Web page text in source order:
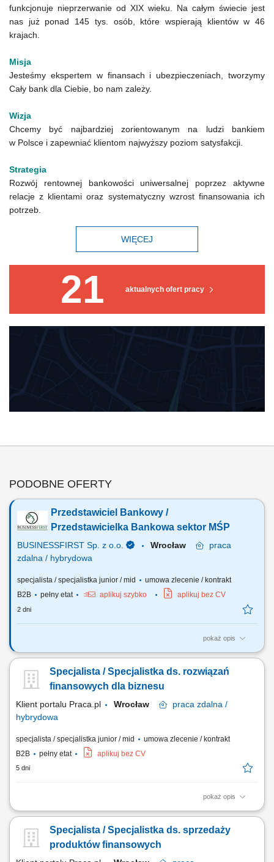
21 aktualnych ofert pracy
funkcjonuje nieprzerwanie od XIX wieku. Na całym świecie jest
nas już ponad 145 tys. osób, które wspierają klientów w 46
krajach.
Misja
Jesteśmy ekspertem w finansach i ubezpieczeniach, tworzymy
Cały bank dla Ciebie, bo nam zależy.
Wizja
Chcemy być najbardziej zorientowanym na ludzi bankiem
w Polsce i zapewniać klientom najwyższy poziom satysfakcji.
Strategia
Rozwój rentownej bankowości uniwersalnej poprzez aktywne
relacje z klientami oraz systematyczny wzrost finansowania ich
potrzeb.
WIĘCEJ
PODOBNE OFERTY
Przedstawiciel Bankowy /
Przedstawicielka Bankowa sektor MŚP
BUSINESSFIRST Sp. z o.o. Wrocław
praca
zdalna / hybrydowa
specjalista / specjalistka junior / mid
umowa zlecenie / kontrakt
B2B
pełny etat aplikuj szybko aplikuj bez CV
2 dni
pokaż opis
Opis stanowiska Pozyskiwanie klientów biznesowych oraz sprzedaż
rachunki bankowe, faktoring i inne rozwiązania finansowe. Rozwój w
kierunku multidoradcy poprzez poszerzanie oferty produktowej dla
Specjalista / Specjalistka ds. rozwiązań
finansowych dla biznesu
Klient portalu Praca.pl Wrocław praca zdalna /
hybrydowa
specjalista / specjalistka junior / mid
umowa zlecenie / kontrakt
B2B
pełny etat aplikuj bez CV
5 dni
pokaż opis
Samodzielne docieranie do sektora przedsiębiorstw i doradztwo w
kompetencji doradczych zmierzający do samodzielnego zarządzania
pełnym portfolio usług bankowych. Prowadzenie rozmów handlowych
Specjalista / Specjalistka ds. sprzedaży
produktów finansowych